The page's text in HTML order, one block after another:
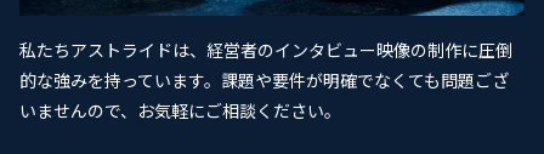
私たちアストライドは、経営者のインタビュー映像の制作に圧倒
的な強みを持っています。課題や要件が明確でなくても問題ござ
いませんので、お気軽にご相談ください。